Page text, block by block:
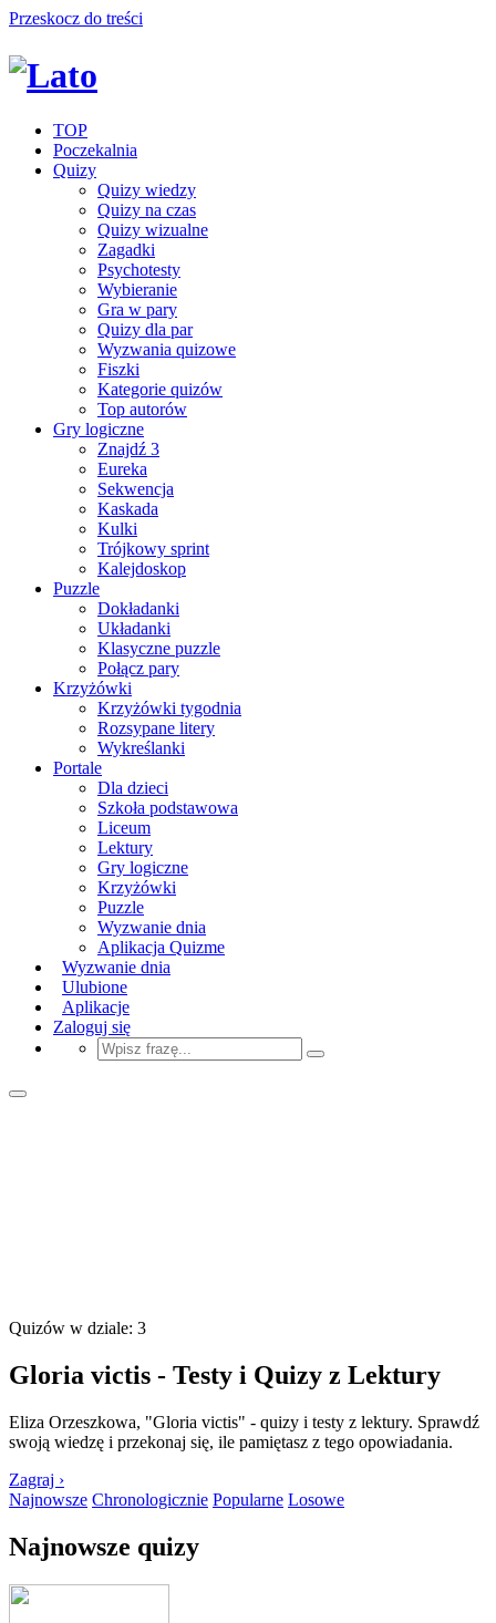
Przeskocz do treści
TOP
Poczekalnia
Quizy
Quizy wiedzy
Quizy na czas
Quizy wizualne
Zagadki
Psychotesty
Wybieranie
Gra w pary
Quizy dla par
Wyzwania quizowe
Fiszki
Kategorie quizów
Top autorów
Gry logiczne
Znajdź 3
Eureka
Sekwencja
Kaskada
Kulki
Trójkowy sprint
Kalejdoskop
Puzzle
Dokładanki
Układanki
Klasyczne puzzle
Połącz pary
Krzyżówki
Krzyżówki tygodnia
Rozsypane litery
Wykreślanki
Portale
Dla dzieci
Szkoła podstawowa
Liceum
Lektury
Gry logiczne
Krzyżówki
Puzzle
Wyzwanie dnia
Aplikacja Quizme
Wyzwanie dnia
Ulubione
Aplikacje
Zaloguj się
Quizów w dziale: 3
Gloria victis - Testy i Quizy z Lektury
Eliza Orzeszkowa, "Gloria victis" - quizy i testy z lektury. Sprawdź
swoją wiedzę i przekonaj się, ile pamiętasz z tego opowiadania.
Zagraj ›
Najnowsze Chronologicznie Popularne Losowe
Najnowsze quizy